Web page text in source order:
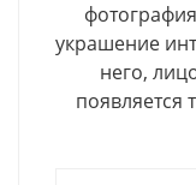
украшение
него,
появляется